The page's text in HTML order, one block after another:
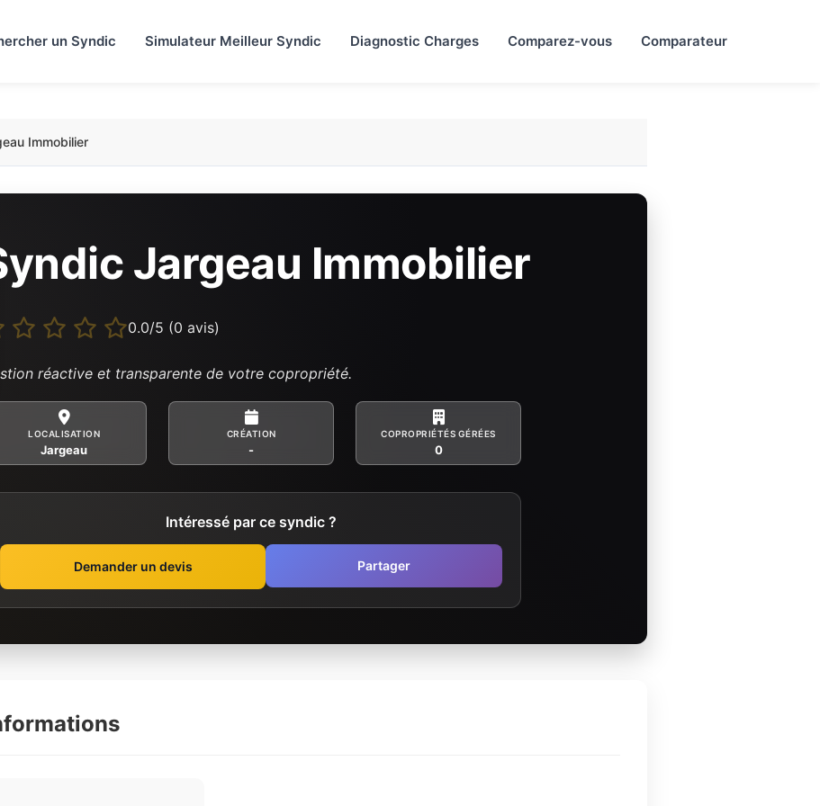
un Syndic Simulateur Meilleur Syndic Diagnostic Charges Comparez-vous Comparateur
Immobilier
Jargeau Immobilier
0.0/5 (0 avis)
réactive et transparente de votre copropriété.
LOCALISATION
Jargeau
CRÉATION
-
COPROPRIÉTÉS GÉRÉES
0
Intéressé par ce syndic ?
Demander un devis Partager